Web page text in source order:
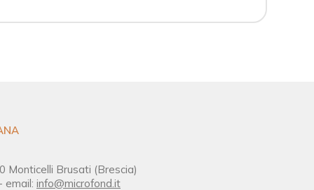
Monticelli Brusati (Brescia)
- email: info@microfond.it